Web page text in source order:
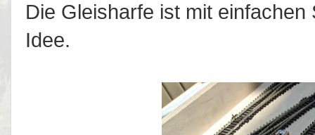
Die Gleisharfe ist mit
Idee.